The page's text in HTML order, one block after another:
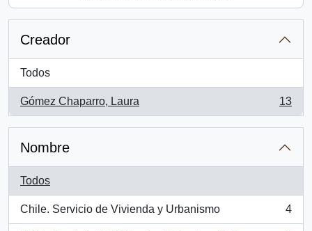
Creador
Todos
Gómez Chaparro, Laura
, 13 resultados
13
Nombre
Todos
Chile. Servicio de Vivienda y Urbanismo
, 4 resultados
4